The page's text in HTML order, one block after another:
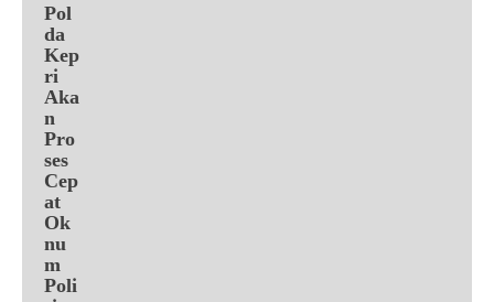
Pol
da
Kep
ri
Aka
n
Pro
ses
Cep
at
Ok
nu
m
Poli